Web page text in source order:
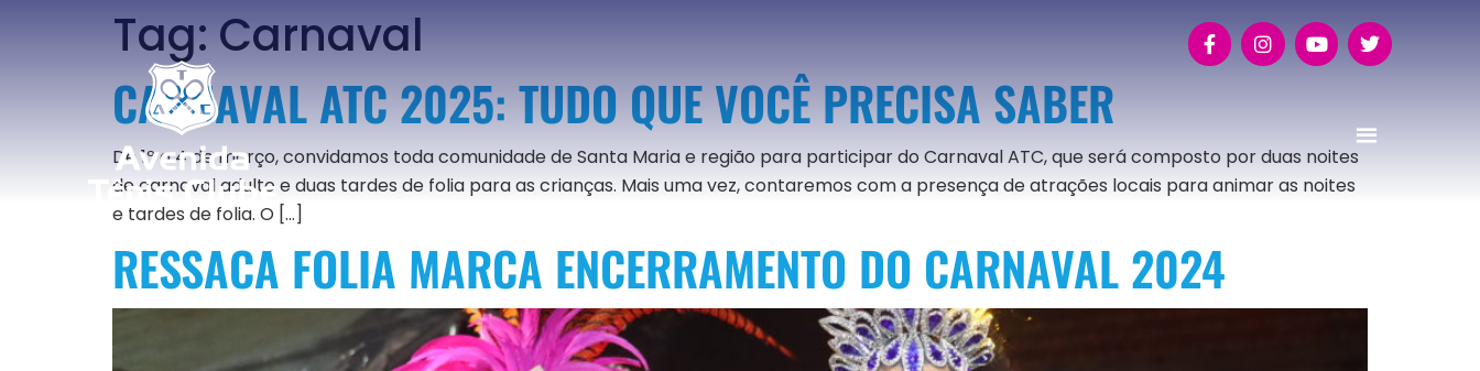
Tag:Carnaval
CARNAVAL ATC 2025: TUDO QUE VOCÊ PRECISA SABER
De 1º a 4 de março, convidamos toda comunidade de Santa Maria e região para participar do Carnaval ATC, que será composto por duas noites
de carnaval adulto e duas tardes de folia para as crianças. Mais uma vez, contaremos com a presença de atrações locais para animar as noites
e tardes de folia. O […]
RESSACA FOLIA MARCA ENCERRAMENTO DO CARNAVAL 2024